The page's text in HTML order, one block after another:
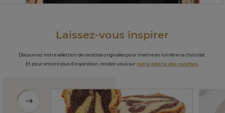
Laissez-vous inspirer
Découvrez notre sélection de recettes originales pour mettre en lumière ce chocolat.
Et pour encore plus d’inspiration, rendez-vous surnotre galerie des recettes